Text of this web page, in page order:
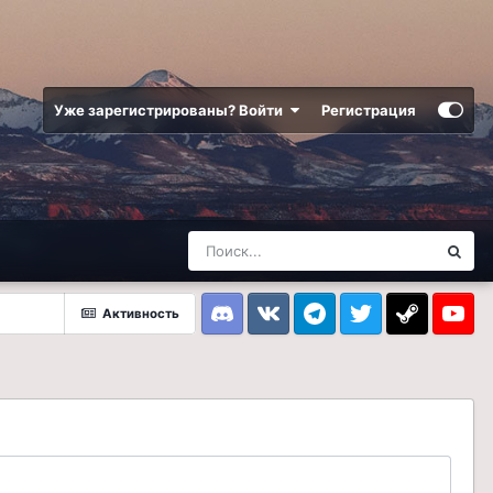
Уже зарегистрированы? Войти Регистрация
Активность
DiscordVK TelegramTwitter Steam